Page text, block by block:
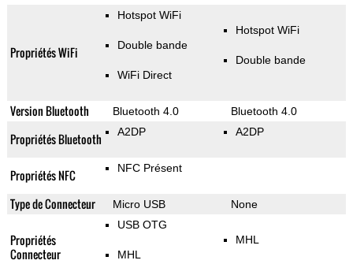
Propriétés WiFi
Hotspot WiFi
Double bande
WiFi Direct
Hotspot WiFi
Double bande
Version Bluetooth Bluetooth 4.0 Bluetooth 4.0
Propriétés Bluetooth A2DP A2DP
Propriétés NFC NFC Présent
Type de Connecteur Micro USB None
Propriétés
Connecteur
USB OTG
MHL
MHL